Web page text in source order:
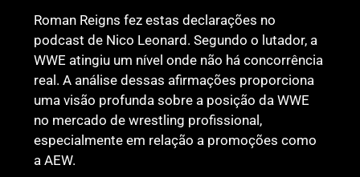
Roman Reigns fez estas declarações no
podcast de Nico Leonard. Segundo o lutador, a
WWE atingiu um nível onde não há concorrência
real. A análise dessas afirmações proporciona
uma visão profunda sobre a posição da WWE
no mercado de wrestling profissional,
especialmente em relação a promoções como
a AEW.